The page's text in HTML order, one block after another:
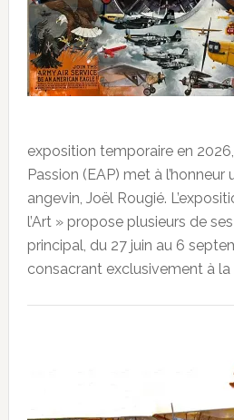
exposition temporaire en 2026,
Passion (EAP) met à
angevin, Joël Rougié.
l’Art » propose plusieurs de
principal, du 27 juin au 6
consacrant exclusivement à la